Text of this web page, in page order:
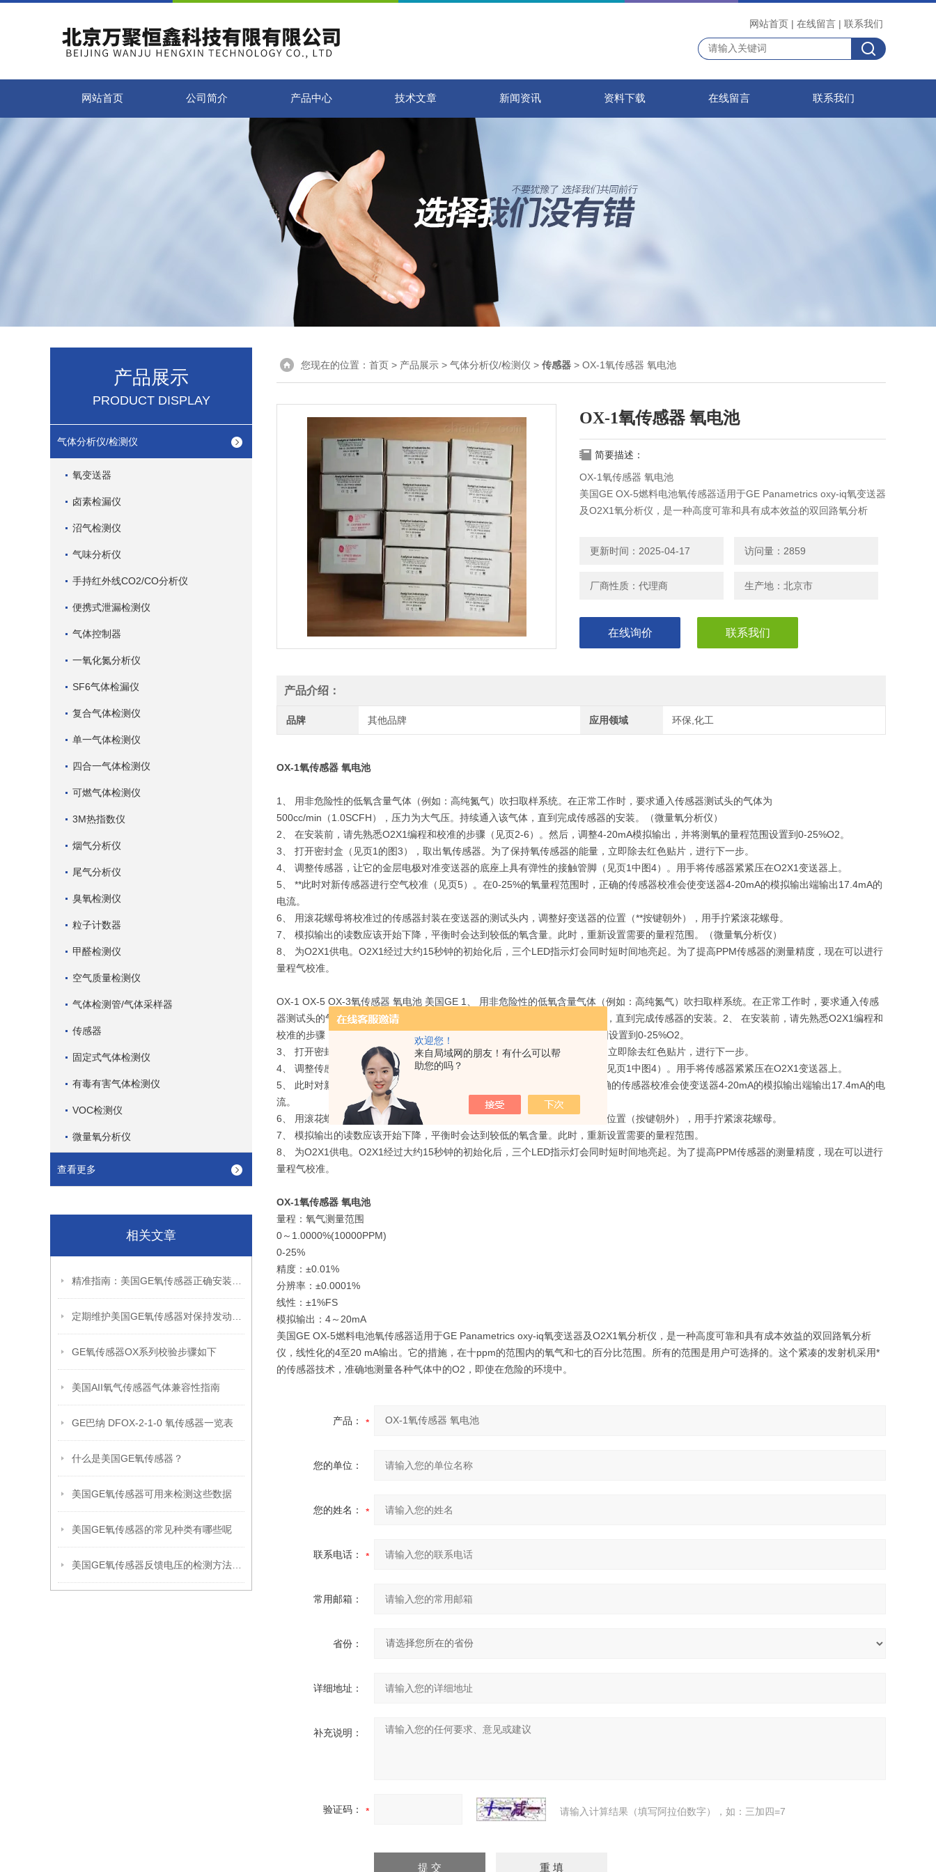
欢迎您！
来自局域网的朋友！有什么可以帮
助您的吗？
网站首页 | 在线留言 | 联系我们
网站首页 公司简介 产品中心 技术文章 新闻资讯 资料下载 在线留言 联系我们
产品展示
PRODUCT DISPLAY
气体分析仪/检测仪
氧变送器
卤素检漏仪
沼气检测仪
气味分析仪
手持红外线CO2/CO分析仪
便携式泄漏检测仪
气体控制器
一氧化氮分析仪
SF6气体检漏仪
复合气体检测仪
单一气体检测仪
四合一气体检测仪
可燃气体检测仪
3M热指数仪
烟气分析仪
尾气分析仪
臭氧检测仪
粒子计数器
甲醛检测仪
空气质量检测仪
气体检测管/气体采样器
传感器
固定式气体检测仪
有毒有害气体检测仪
VOC检测仪
微量氧分析仪
查看更多
相关文章
GE氧传感器OX系列校验步骤如下
美国AII氧气传感器气体兼容性指南
GE巴纳 DFOX-2-1-0 氧传感器一览表
什么是美国GE氧传感器？
美国GE氧传感器可用来检测这些数据
美国GE氧传感器的常见种类有哪些呢
您现在的位置： 首页 > 产品展示 > 气体分析仪/检测仪 > 传感器 > OX-1氧传感器 氧电池
OX-1氧传感器 氧电池
简要描述：
OX-1氧传感器 氧电池
美国GE OX-5燃料电池氧传感器适用于GE Panametrics oxy-iq氧变送器
及O2X1氧分析仪，是一种高度可靠和具有成本效益的双回路氧分析
七的百分比范围。所有的范围是用户可选择的。这个紧凑的发射机采用*
更新时间：2025-04-17 访问量：2859
厂商性质：代理商 生产地：北京市
在线询价 联系我们
产品介绍：
品牌 其他品牌 应用领域 环保,化工
OX-1氧传感器 氧电池
1、 用非危险性的低氧含量气体（例如：高纯氮气）吹扫取样系统。在正常工作时，要求通入传感器测试头的气体为
500cc/min（1.0SCFH），压力为大气压。持续通入该气体，直到完成传感器的安装。（微量氧分析仪）
2、 在安装前，请先熟悉O2X1编程和校准的步骤（见页2-6）。然后，调整4-20mA模拟输出，并将测氧的量程范围设置到0-25%O2。
3、 打开密封盒（见页1的图3），取出氧传感器。为了保持氧传感器的能量，立即除去红色贴片，进行下一步。
4、 调整传感器，让它的金层电极对准变送器的底座上具有弹性的接触管脚（见页1中图4）。用手将传感器紧紧压在O2X1变送器上。
5、 **此时对新传感器进行空气校准（见页5）。在0-25%的氧量程范围时，正确的传感器校准会使变送器4-20mA的模拟输出端输出17.4mA的
电流。
6、 用滚花螺母将校准过的传感器封装在变送器的测试头内，调整好变送器的位置（**按键朝外），用手拧紧滚花螺母。
7、 模拟输出的读数应该开始下降，平衡时会达到较低的氧含量。此时，重新设置需要的量程范围。（微量氧分析仪）
8、 为O2X1供电。O2X1经过大约15秒钟的初始化后，三个LED指示灯会同时短时间地亮起。为了提高PPM传感器的测量精度，现在可以进行
量程气校准。
OX-1 OX-5 OX-3氧传感器 氧电池 美国GE 1、 用非危险性的低氧含量气体（例如：高纯氮气）吹扫取样系统。在正常工作时，要求通入传感
器测试头的气体为500cc/min（1.0SCFH），压力为大气压。持续通入该气体，直到完成传感器的安装。2、 在安装前，请先熟悉O2X1编程和
校准的步骤（见页2-6）。然后，调整4-20mA模拟输出，并将测氧的量程范围设置到0-25%O2。
3、 打开密封盒（见页1的图3），取出氧传感器。为了保持氧传感器的能量，立即除去红色贴片，进行下一步。
4、 调整传感器，让它的金层电极对准变送器的底座上具有弹性的接触管脚（见页1中图4）。用手将传感器紧紧压在O2X1变送器上。
5、 此时对新传感器进行空气校准（见页5）。在0-25%的氧量程范围时，正确的传感器校准会使变送器4-20mA的模拟输出端输出17.4mA的电
流。
6、 用滚花螺母将校准过的传感器封装在变送器的测试头内，调整好变送器的位置（按键朝外），用手拧紧滚花螺母。
7、 模拟输出的读数应该开始下降，平衡时会达到较低的氧含量。此时，重新设置需要的量程范围。
8、 为O2X1供电。O2X1经过大约15秒钟的初始化后，三个LED指示灯会同时短时间地亮起。为了提高PPM传感器的测量精度，现在可以进行
量程气校准。
OX-1氧传感器 氧电池
量程：氧气测量范围
0～1.0000%(10000PPM)
0-25%
精度：±0.01%
分辨率：±0.0001%
线性：±1%FS
模拟输出：4～20mA
美国GE OX-5燃料电池氧传感器适用于GE Panametrics oxy-iq氧变送器及O2X1氧分析仪，是一种高度可靠和具有成本效益的双回路氧分析
仪，线性化的4至20 mA输出。它的措施，在十ppm的范围内的氧气和七的百分比范围。所有的范围是用户可选择的。这个紧凑的发射机采用*
的传感器技术，准确地测量各种气体中的O2，即使在危险的环境中。
产品：
您的单位：
您的姓名：
联系电话：
常用邮箱：
省份：
详细地址：
补充说明：
验证码： 请输入计算结果（填写阿拉伯数字），如：三加四=7